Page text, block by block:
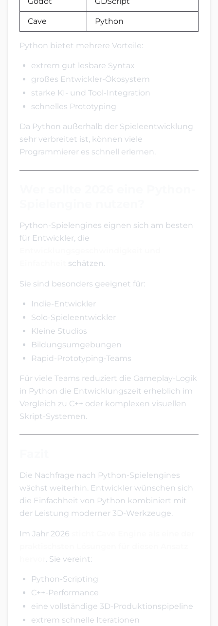
Cave Python
Python bietet mehrere Vorteile:
extrem gut lesbare Syntax
großes Entwickler-Ökosystem
starke KI- und Tool-Integration
schnelles Prototyping
Da Python außerhalb der Spieleentwicklung
sehr verbreitet ist, können viele
Programmierer es schnell erlernen.
Python-Spielengines eignen sich am besten
für Entwickler, die
schätzen.
Sie sind besonders geeignet für:
Indie-Entwickler
Solo-Spieleentwickler
Kleine Studios
Bildungsumgebungen
Rapid-Prototyping-Teams
Für viele Teams reduziert die Gameplay-Logik
in Python die Entwicklungszeit erheblich im
Vergleich zu C++ oder komplexen visuellen
Skript-Systemen.
Die Nachfrage nach Python-Spielengines
wächst weiterhin. Entwickler wünschen sich
die Einfachheit von Python kombiniert mit
der Leistung moderner 3D-Werkzeuge.
Im Jahr 2026
. Sie vereint:
Python-Scripting
C++-Performance
eine vollständige 3D-Produktionspipeline
extrem schnelle Iterationen